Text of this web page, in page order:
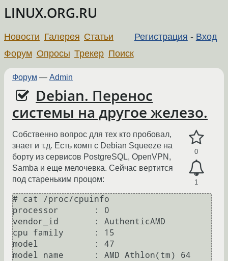
LINUX.ORG.RU
Регистрация - Вход
Новости Галерея Статьи
Форум Опросы Трекер Поиск
Форум — Admin
Debian. Перенос
системы на другое железо.
0
1
Собственно вопрос для тех кто пробовал,
знает и т.д. Есть комп с Debian Squeeze на
борту из сервисов PostgreSQL, OpenVPN,
Samba и еще мелочевка. Сейчас вертится
под стареньким процом:
# cat /proc/cpuinfo
processor	: 0
vendor_id	: AuthenticAMD
cpu family	: 15
model		: 47
model name	: AMD Athlon(tm) 64